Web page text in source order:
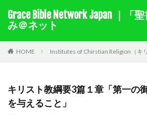
Grace Bible Network Japan ｜「
み＠ネット
HOME Institutes of Chirstian Religion（キ
キリスト教綱要3篇１章「第一の
を与えること」
１サムエル記 １列王記
キーワード検索結果
キリスト教綱要（要約）